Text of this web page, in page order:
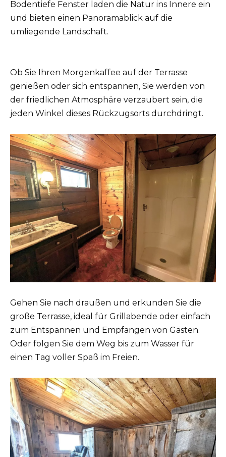
Bodentiefe Fenster laden die Natur ins Innere ein
und bieten einen Panoramablick auf die
umliegende Landschaft.
Ob Sie Ihren Morgenkaffee auf der Terrasse
genießen oder sich entspannen, Sie werden von
der friedlichen Atmosphäre verzaubert sein, die
jeden Winkel dieses Rückzugsorts durchdringt.
Gehen Sie nach draußen und erkunden Sie die
große Terrasse, ideal für Grillabende oder einfach
zum Entspannen und Empfangen von Gästen.
Oder folgen Sie dem Weg bis zum Wasser für
einen Tag voller Spaß im Freien.